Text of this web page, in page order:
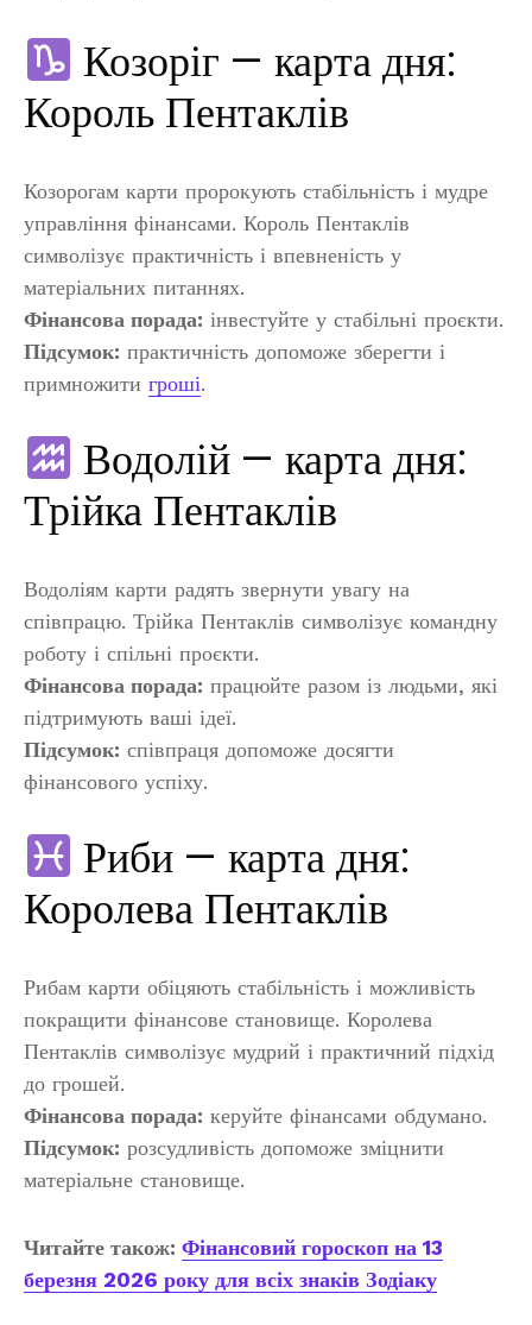
Козоріг — карта дня:
Король Пентаклів
Козорогам карти пророкують стабільність і мудре
управління фінансами. Король Пентаклів
символізує практичність і впевненість у
матеріальних питаннях.
Фінансова порада: інвестуйте у стабільні проєкти.
Підсумок: практичність допоможе зберегти і
примножити гроші.
Водолій — карта дня:
Трійка Пентаклів
Водоліям карти радять звернути увагу на
співпрацю. Трійка Пентаклів символізує командну
роботу і спільні проєкти.
Фінансова порада: працюйте разом із людьми, які
підтримують ваші ідеї.
Підсумок: співпраця допоможе досягти
фінансового успіху.
Риби — карта дня:
Королева Пентаклів
Рибам карти обіцяють стабільність і можливість
покращити фінансове становище. Королева
Пентаклів символізує мудрий і практичний підхід
до грошей.
Фінансова порада: керуйте фінансами обдумано.
Підсумок: розсудливість допоможе зміцнити
матеріальне становище.
Читайте також: Фінансовий гороскоп на 13
березня 2026 року для всіх знаків Зодіаку